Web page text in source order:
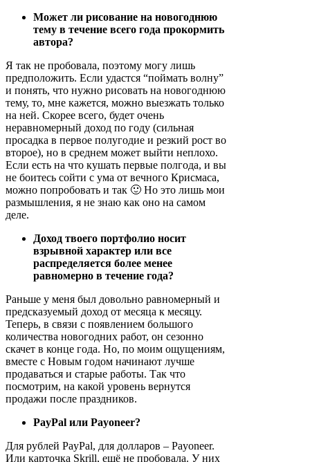
Может ли рисование на новогоднюю
тему в течение всего года прокормить
автора?
Я так не пробовала, поэтому могу лишь
предположить. Если удастся “поймать волну”
и понять, что нужно рисовать на новогоднюю
тему, то, мне кажется, можно выезжать только
на ней. Скорее всего, будет очень
неравномерный доход по году (сильная
просадка в первое полугодие и резкий рост во
второе), но в среднем может выйти неплохо.
Если есть на что кушать первые полгода, и вы
не боитесь сойти с ума от вечного Крисмаса,
можно попробовать и так 🙂 Но это лишь мои
размышления, я не знаю как оно на самом
деле.
Доход твоего портфолио носит
взрывной характер или все
распределяется более менее
равномерно в течение года?
Раньше у меня был довольно равномерный и
предсказуемый доход от месяца к месяцу.
Теперь, в связи с появлением большого
количества новогодних работ, он сезонно
скачет в конце года. Но, по моим ощущениям,
вместе с Новым годом начинают лучше
продаваться и старые работы. Так что
посмотрим, на какой уровень вернутся
продажи после праздников.
PayPal или Payoneer?
Для рублей PayPal, для долларов – Payoneer.
Или карточка Skrill, ещё не пробовала. У них